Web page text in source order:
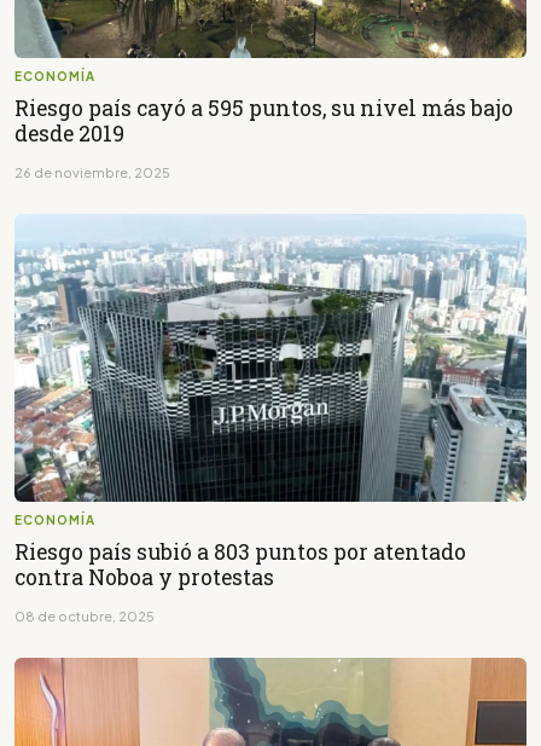
ECONOMÍA
Riesgo país cayó a 595 puntos, su nivel más bajo
desde 2019
26 de noviembre, 2025
ECONOMÍA
Riesgo país subió a 803 puntos por atentado
contra Noboa y protestas
08 de octubre, 2025